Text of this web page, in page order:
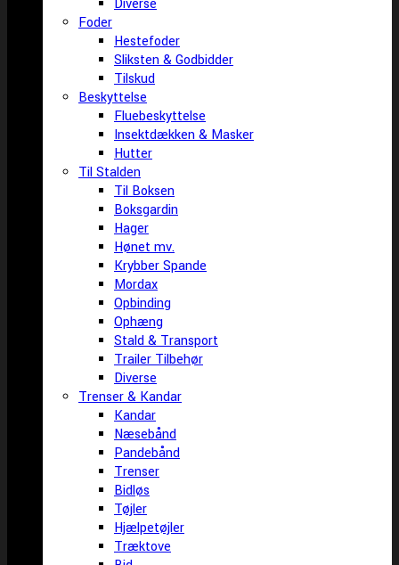
Diverse
Foder
Hestefoder
Sliksten & Godbidder
Tilskud
Beskyttelse
Fluebeskyttelse
Insektdækken & Masker
Hutter
Til Stalden
Til Boksen
Boksgardin
Hager
Hønet mv.
Krybber Spande
Mordax
Opbinding
Ophæng
Stald & Transport
Trailer Tilbehør
Diverse
Trenser & Kandar
Kandar
Næsebånd
Pandebånd
Trenser
Bidløs
Tøjler
Hjælpetøjler
Træktove